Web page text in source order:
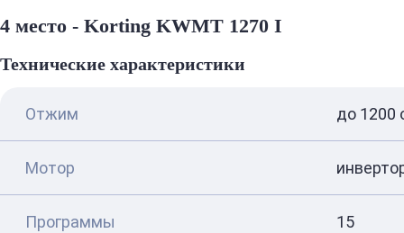
4 место - Korting KWMT 1270 I
Технические характеристики
Отжим до 1200
Мотор
Программы 15